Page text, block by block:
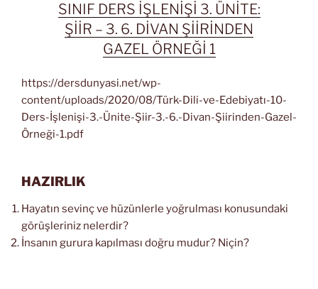
SINIF DERS İŞLENİŞİ 3. ÜNİTE:
ŞİİR – 3. 6. DİVAN ŞİİRİNDEN
GAZEL ÖRNEĞİ 1
https://dersdunyasi.net/wp-
content/uploads/2020/08/Türk-Dili-ve-Edebiyatı-10-
Ders-İşlenişi-3.-Ünite-Şiir-3.-6.-Divan-Şiirinden-Gazel-
Örneği-1.pdf
HAZIRLIK
Hayatın sevinç ve hüzünlerle yoğrulması konusundaki
görüşleriniz nelerdir?
İnsanın gurura kapılması doğru mudur? Niçin?